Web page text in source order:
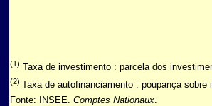
(1) Taxa de investimento : parcela dos
(2) Taxa de autofinanciamento : poupança sobre
Fonte: INSEE. Comptes Nationaux